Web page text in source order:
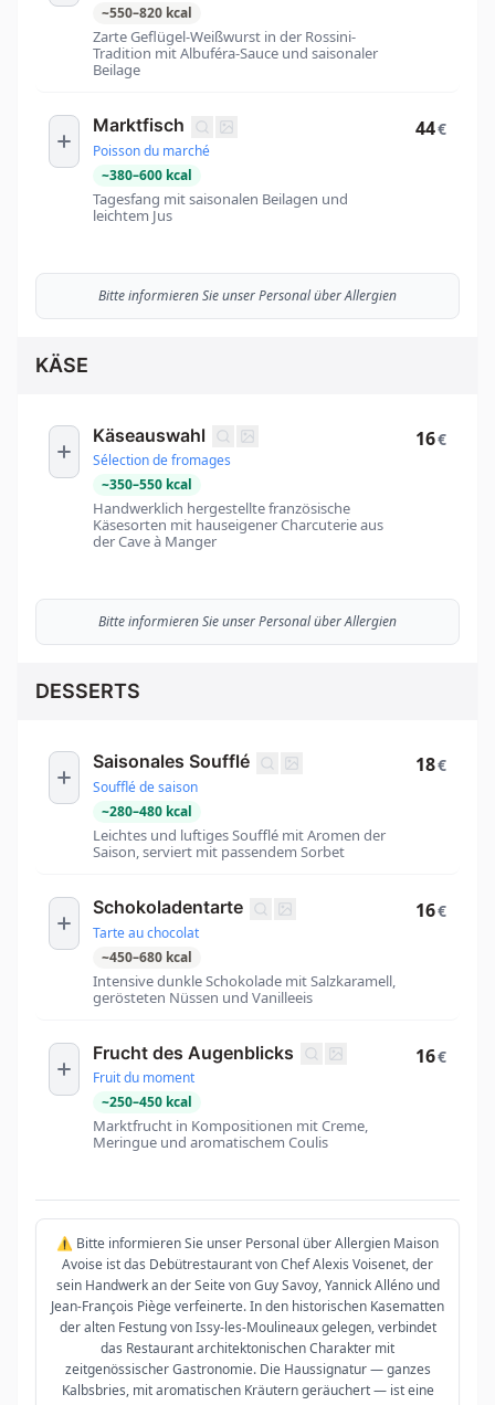
~550–820 kcal
Zarte Geflügel-Weißwurst in der Rossini-
Tradition mit Albuféra-Sauce und saisonaler
Beilage
Marktfisch
Poisson du marché
~380–600 kcal
Tagesfang mit saisonalen Beilagen und
leichtem Jus
44€
Bitte informieren Sie unser Personal über Allergien
KÄSE
Käseauswahl
Sélection de fromages
~350–550 kcal
Handwerklich hergestellte französische
Käsesorten mit hauseigener Charcuterie aus
der Cave à Manger
16€
Bitte informieren Sie unser Personal über Allergien
DESSERTS
Saisonales Soufflé
Soufflé de saison
~280–480 kcal
Leichtes und luftiges Soufflé mit Aromen der
Saison, serviert mit passendem Sorbet
18€
Schokoladentarte
Tarte au chocolat
~450–680 kcal
Intensive dunkle Schokolade mit Salzkaramell,
gerösteten Nüssen und Vanilleeis
16€
Frucht des Augenblicks
Fruit du moment
~250–450 kcal
Marktfrucht in Kompositionen mit Creme,
Meringue und aromatischem Coulis
16€
⚠️ Bitte informieren Sie unser Personal über Allergien Maison
Avoise ist das Debütrestaurant von Chef Alexis Voisenet, der
sein Handwerk an der Seite von Guy Savoy, Yannick Alléno und
Jean-François Piège verfeinerte. In den historischen Kasematten
der alten Festung von Issy-les-Moulineaux gelegen, verbindet
das Restaurant architektonischen Charakter mit
zeitgenössischer Gastronomie. Die Haussignatur — ganzes
Kalbsbries, mit aromatischen Kräutern geräuchert — ist eine